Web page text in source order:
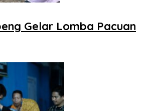
Gelar Lomba Pacuan